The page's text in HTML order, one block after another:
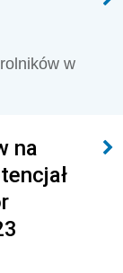
w
na